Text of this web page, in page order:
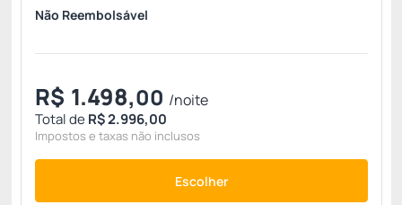
Não Reembolsável
R$ 1.498,00 /noite
Total deR$ 2.996,00
Impostos e taxas não inclusos
Escolher